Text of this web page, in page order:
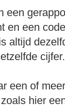
een
en een
altijd
cijfer.
een of
hier